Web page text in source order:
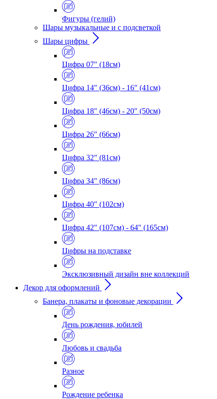
Фигуры (гелий)
Шары музыкальные и с подсветкой
Шары цифры
Цифра 07" (18см)
Цифра 14" (36см) - 16" (41см)
Цифра 18" (46см) - 20" (50см)
Цифра 26" (66см)
Цифра 32" (81см)
Цифра 34" (86см)
Цифра 40" (102см)
Цифра 42" (107см) - 64" (165см)
Цифры на подставке
Эксклюзивный дизайн вне коллекций
Декор для оформлений
Банера, плакаты и фоновые декорации
День рождения, юбилей
Любовь и свадьба
Разное
Рождение ребенка